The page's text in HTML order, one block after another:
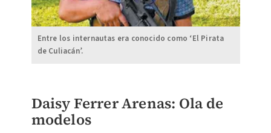
Entre los internautas era conocido como ‘El Pirata
de Culiacán’.
Daisy Ferrer Arenas: Ola de
modelos